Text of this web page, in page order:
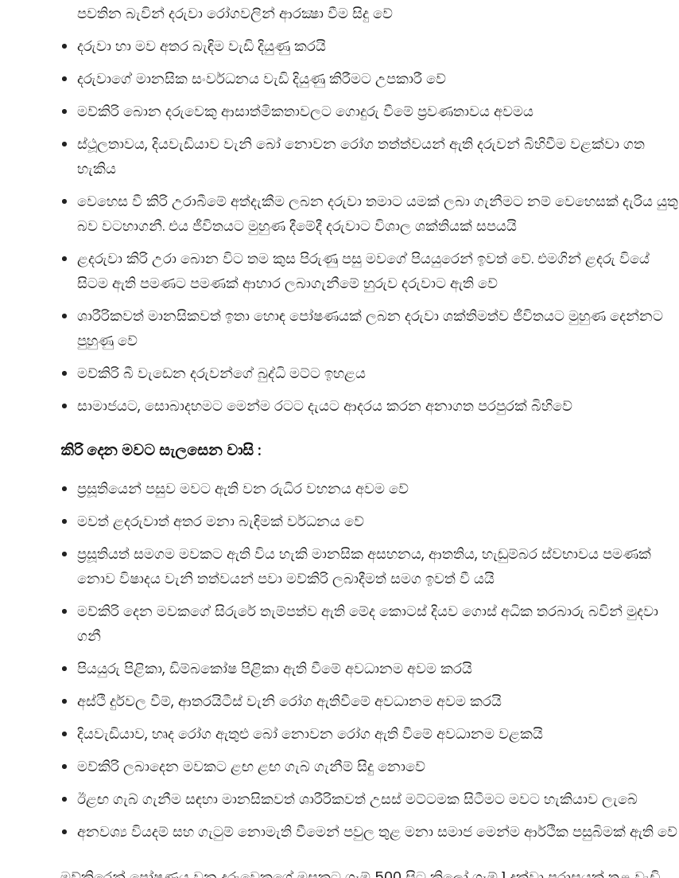
පවතින බැවින් දරුවා රෝගවලින් ආරක්‍ෂා වීම සිදු වේ
දරුවා හා මව අතර බැඳිම වැඩි දියුණු කරයි
දරුවාගේ මානසික සංවර්ධනය වැඩි දියුණු කිරීමට උපකාරී වේ
මව්කිරි බොන දරුවෙකු ආසාත්මිකතාවලට ගොදුරු වීමේ ප‍්‍රවණතාවය අවමය
ස්ථූලතාවය, දියවැඩියාව වැනි බෝ නොවන රෝග තත්ත්වයන් ඇති දරුවන් බිහිවීම වළක්වා ගත
හැකිය
වෙහෙස වී කිරි උරාබීමේ අත්දැකීම ලබන දරුවා තමාට යමක් ලබා ගැනීමට නම් වෙහෙසක් දැරිය යුතු
බව වටහාගනී. එය ජීවිතයට මුහුණ දීමේදී දරුවාට විශාල ශක්තියක් සපයයි
ළදරුවා කිරි උරා බොන විට තම කුස පිරුණු පසු මවගේ පියයුරෙන් ඉවත් වේ. එමගින් ළදරු වියේ
සිටම ඇති පමණට පමණක් ආහාර ලබාගැනීමේ හුරුව දරුවාට ඇති වේ
ශාරීරිකවත් මානසිකවත් ඉතා හොඳ පෝෂණයක් ලබන දරුවා ශක්තිමත්ව ජීවිතයට මුහුණ දෙන්නට
පුහුණු වේ
මව්කිරි බී වැඩෙන දරුවන්ගේ බුද්ධි මට්ට ඉහළය
සාමාජයට, සොබාදහමට මෙන්ම රටට දැයට ආදරය කරන අනාගත පරපුරක් බිහිවේ
කිරි දෙන මවට සැලසෙන වාසි :
ප‍්‍රසූතියෙන් පසුව මවට ඇති වන රුධිර වහනය අවම වේ
මවත් ළදරුවාත් අතර මනා බැඳිමක් වර්ධනය වේ
ප‍්‍රසූතියත් සමගම මවකට ඇති විය හැකි මානසික අසහනය, ආතතිය, හැඬුම්බර ස්වභාවය පමණක්
නොව විෂාදය වැනි තත්වයන් පවා මව්කිරි ලබාදීමත් සමග ඉවත් වී යයි
මව්කිරි දෙන මවකගේ සිරුරේ තැම්පත්ව ඇති මේද කොටස් දියව ගොස් අධික තරබාරු බවින් මුදවා
ගනී
පියයුරු පිළිකා, ඩිම්බකෝෂ පිළිකා ඇති වීමේ අවධානම අවම කරයි
අස්ථි දුර්වල වීම්, ආතරයිටීස් වැනි රෝග ඇතිවීමේ අවධානම අවම කරයි
දියවැඩියාව, හෘද රෝග ඇතුළු බෝ නොවන රෝග ඇති වීමේ අවධානම වළකයි
මව්කිරි ලබාදෙන මවකට ළඟ ළඟ ගැබ් ගැනීම් සිදු නොවේ
ඊළඟ ගැබ් ගැනීම සඳහා මානසිකවත් ශාරීරිකවත් උසස් මට්ටමක සිටීමට මවට හැකියාව ලැබේ
අනවශ්‍ය වියදම් සහ ගැටුම් නොමැති වීමෙන් පවුල තුළ මනා සමාජ මෙන්ම ආර්ථික පසුබිමක් ඇති වේ